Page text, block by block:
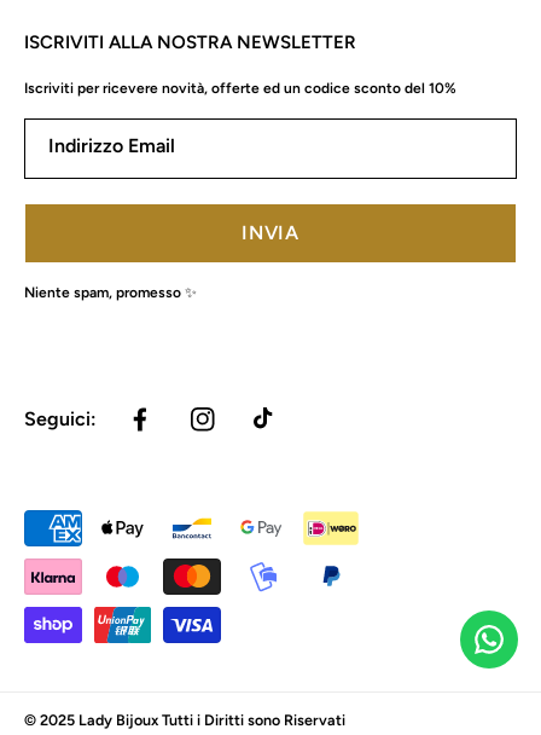
ISCRIVITI ALLA NOSTRA NEWSLETTER
Iscriviti per ricevere novità, offerte ed un codice sconto del 10%
Indirizzo Email
INVIA
Niente spam, promesso ✨
Seguici: FACEBOOKINSTAGRAM
TIKTOK
Metodi
di
pagamento
© 2025 Lady Bijoux Tutti i Diritti sono Riservati